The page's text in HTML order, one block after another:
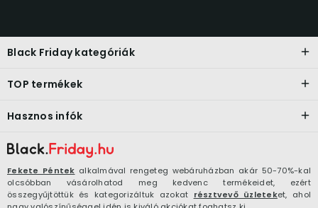
Fekete Péntek alkalmával rengeteg webáruházban akár 50-70%-kal
olcsóbban vásárolhatod meg kedvenc termékeidet, ezért
összegyűjtöttük és kategorizáltuk azokat résztvevő üzleteket, ahol
Black Friday kategóriák
TOP termékek
Hasznos infók